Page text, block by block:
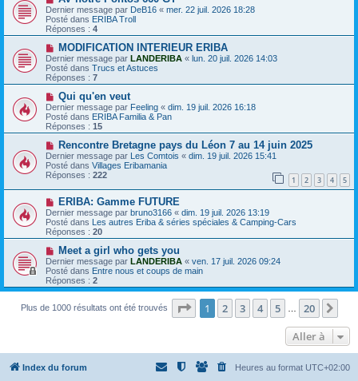
g
e
m
e
s
s
a
g
e
o
u
v
e
a
u
m
e
s
s
g
e
Dernier message par DeB16 « mer. 22 juil. 2026 18:28
Posté dans ERIBA Troll
Réponses : 4
N
o
u
v
e
a
u
m
e
s
s
a
g
e
MODIFICATION INTERIEUR ERIBA
Dernier message par LANDERIBA « lun. 20 juil. 2026 14:03
Posté dans Trucs et Astuces
Réponses : 7
N
o
u
v
e
a
u
m
e
s
s
a
g
e
Qui qu'en veut
Dernier message par Feeling « dim. 19 juil. 2026 16:18
Posté dans ERIBA Familia & Pan
Réponses : 15
N
o
u
v
e
a
m
e
s
s
a
g
e
Rencontre Bretagne pays du Léon 7 au 14 juin 2025
Dernier message par Les Comtois « dim. 19 juil. 2026 15:41
Posté dans Villages Eribamania
Réponses : 222 1 2 3 4 5
N
o
u
v
e
a
u
m
e
s
a
ERIBA: Gamme FUTURE
Dernier message par bruno3166 « dim. 19 juil. 2026 13:19
Posté dans Les autres Eriba & séries spéciales & Camping-Cars
Réponses : 20
N
o
u
v
e
u
a
e
Meet a girl who gets you
Dernier message par LANDERIBA « ven. 17 juil. 2026 09:24
Posté dans Entre nous et coups de main
Réponses : 2
Plus de 1000 résultats ont été trouvés Page 1sur20
1 2 3 4 5 20
Aller à
Index du forum Heures au format UTC+02:00